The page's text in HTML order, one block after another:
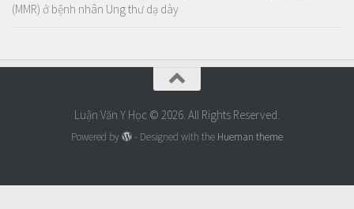
(MMR) ở bệnh nhân Ung thư dạ dày
Luận Văn Y Học © 2026. All Rights Reserved.
Powered by - Designed with the Hueman theme